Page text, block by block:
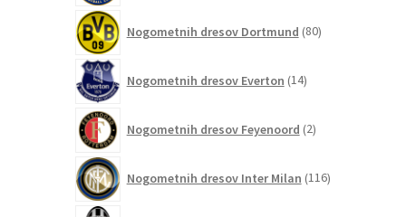
Nogometnih dresov Dortmund 80izdelkov
Nogometnih dresov Everton 14izdelkov
Nogometnih dresov Feyenoord 2izdelka
Nogometnih dresov Inter Milan 116izdelkov